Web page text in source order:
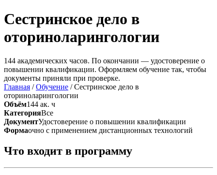
Сестринское дело в
оториноларингологии
144 академических часов. По окончании — удостоверение о
повышении квалификации. Оформляем обучение так, чтобы
документы приняли при проверке.
Главная / Обучение / Сестринское дело в
оториноларингологии
Объём144 ак. ч
КатегорияВсе
ДокументУдостоверение о повышении квалификации
Формаочно с применением дистанционных технологий
Что входит в программу